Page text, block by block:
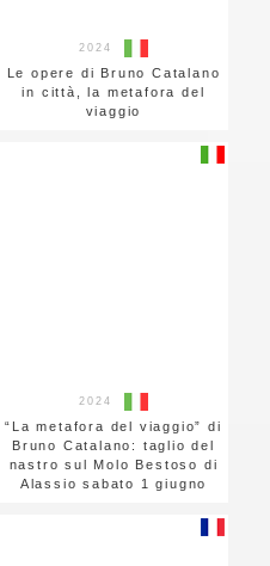
2024
Le opere di Bruno Catalano
in città, la metafora del
viaggio
2024
“La metafora del viaggio” di
Bruno Catalano: taglio del
nastro sul Molo Bestoso di
Alassio sabato 1 giugno